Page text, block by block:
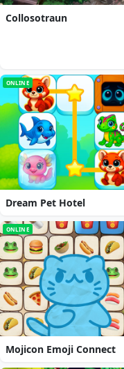
Collosotraun
ONLINE
Dream Pet Hotel
ONLINE
Mojicon Emoji Connect